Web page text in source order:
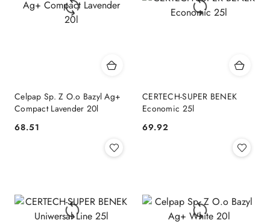
Celpap Sp. Z O.o Bazyl Ag+
Compact Lavender 20l
Cena:
68.51
CERTECH-SUPER BENEK
Economic 25l
Cena:
69.92